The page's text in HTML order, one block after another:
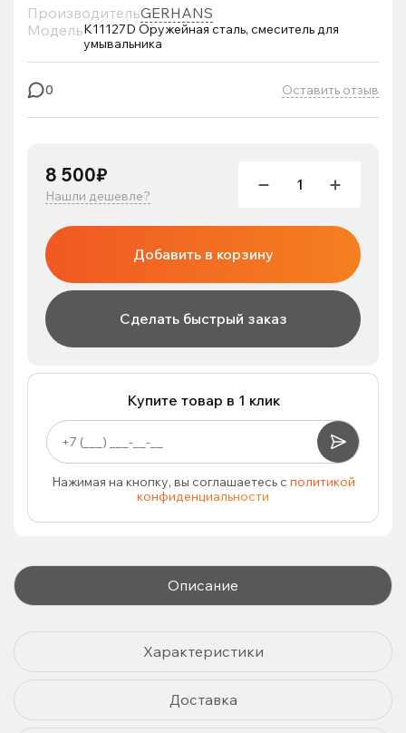
ПроизводительGERHANS
МодельK11127D Оружейная сталь, смеситель для
умывальника
0 Оставить отзыв
8 500₽
Нашли дешевле?
Добавить в корзину
Сделать быстрый заказ
Купите товар в 1 клик
Нажимая на кнопку, вы соглашаетесь с политикой
конфиденциальности
Описание
Характеристики
Доставка